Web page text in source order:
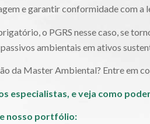
e garantir conformidade com a
o PGRS nesse caso, se
ambientais em ativos
da Master Ambiental? Entre em
especialistas, e veja como
nosso portfólio: